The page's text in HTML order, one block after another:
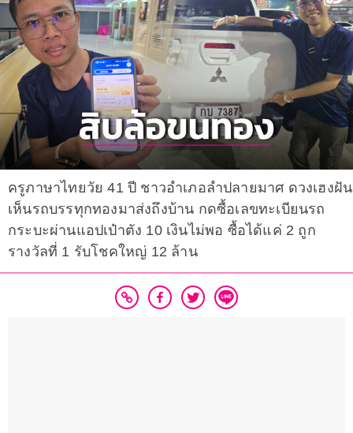
ครูภาษาไทยวัย 41 ปี ชาวอำเภอลำปลายมาศ ดวงเฮงฝัน
เห็นรถบรรทุกทองมาส่งถึงบ้าน กดซื้อเลขทะเบียนรถ
กระบะผ่านแอปเป๋าตัง 10 เงินไม่พอ ซื้อได้แค่ 2 ถูก
รางวัลที่ 1 รับโชคใหญ่ 12 ล้าน